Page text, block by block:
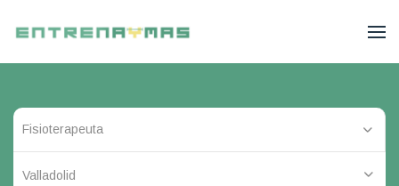
Valladolid